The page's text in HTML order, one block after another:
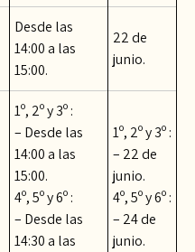
Desde las
14:00 a las
15:00.
22 de
junio.
1º, 2º y 3º :
– Desde las
14:00 a las
15:00.
4º, 5º y 6º :
– Desde las
14:30 a las
1º, 2º y 3º :
– 22 de
junio.
4º, 5º y 6º :
– 24 de
junio.